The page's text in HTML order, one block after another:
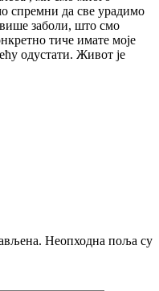
спремни да све урадимо
заболи, што смо
тиче имате моје
одустати. Живот је
Неопходна поља су